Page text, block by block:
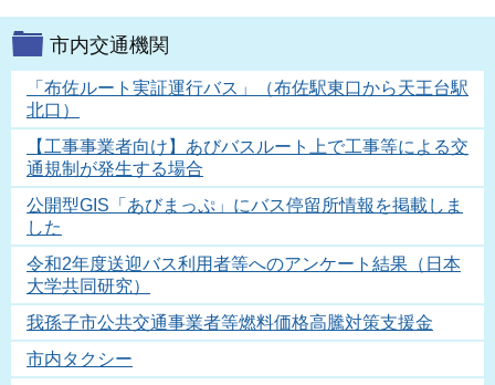
市内交通機関
「布佐ルート実証運行バス」（布佐駅東口から天王台駅
北口）
【工事事業者向け】あびバスルート上で工事等による交
通規制が発生する場合
公開型GIS「あびまっぷ」にバス停留所情報を掲載しま
した
令和2年度送迎バス利用者等へのアンケート結果（日本
大学共同研究）
我孫子市公共交通事業者等燃料価格高騰対策支援金
市内タクシー